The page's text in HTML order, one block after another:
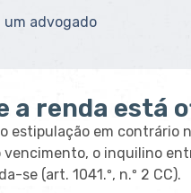
um advogado
a renda está
estipulação em contrário
vencimento, o inquilino
se (art. 1041.º, n.º 2 CC).